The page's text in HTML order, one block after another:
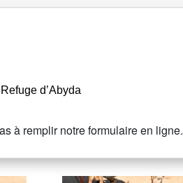
d’Abyda
à remplir notre formulaire en ligne.